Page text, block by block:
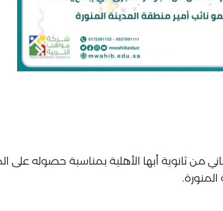
من ثانوية أبها الأهلية بمناسبة حصوله على